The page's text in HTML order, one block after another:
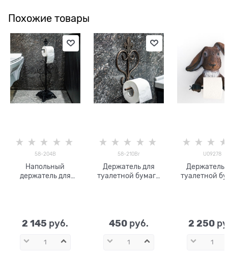
Похожие товары
58-204B
Напольный
держатель для
2 145 руб.
58-210Br
Держатель для
туалетной бумаги
450 руб.
U09278
Держатель
туалетной
2 250